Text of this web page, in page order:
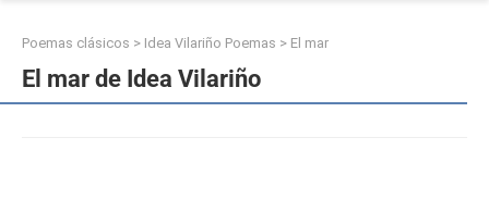
Poemas clásicos > Idea Vilariño Poemas > El mar
El mar de Idea Vilariño